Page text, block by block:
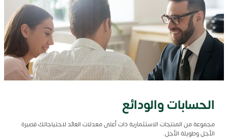
الحسابات والودائع
مجموعةمن المنتجات الاستثماريةذاتأعلىمعدلات العائد لاحتياجاتكقصيرة
الأجلوطويلة الأجل.